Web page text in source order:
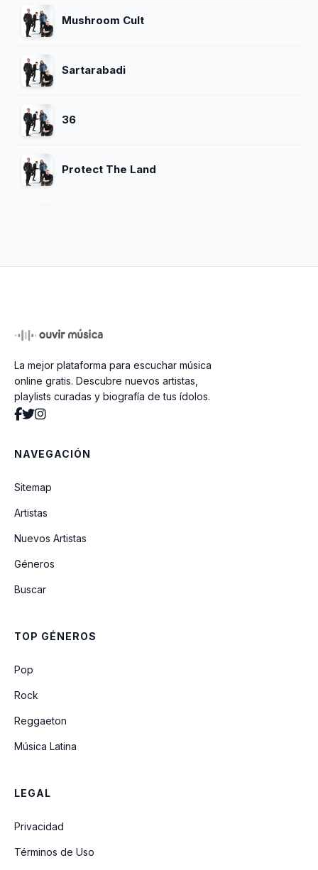
Mushroom Cult
Sartarabadi
36
Protect The Land
Starlit Eyes
Revenga
La mejor plataforma para escuchar música
online gratis. Descubre nuevos artistas,
playlists curadas y biografía de tus ídolos.
NAVEGACIÓN
Sitemap
Artistas
Nuevos Artistas
Géneros
Buscar
TOP GÉNEROS
Pop
Rock
Reggaeton
Música Latina
LEGAL
Privacidad
Términos de Uso